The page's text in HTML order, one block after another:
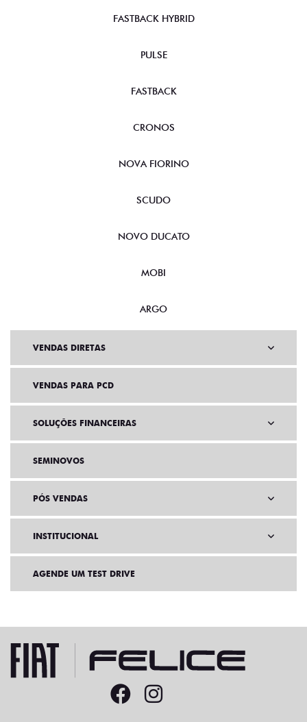
FASTBACK HYBRID
PULSE
FASTBACK
CRONOS
NOVA FIORINO
SCUDO
NOVO DUCATO
MOBI
ARGO
VENDAS DIRETAS
VENDAS PARA PCD
SOLUÇÕES FINANCEIRAS
SEMINOVOS
PÓS VENDAS
INSTITUCIONAL
AGENDE UM TEST DRIVE